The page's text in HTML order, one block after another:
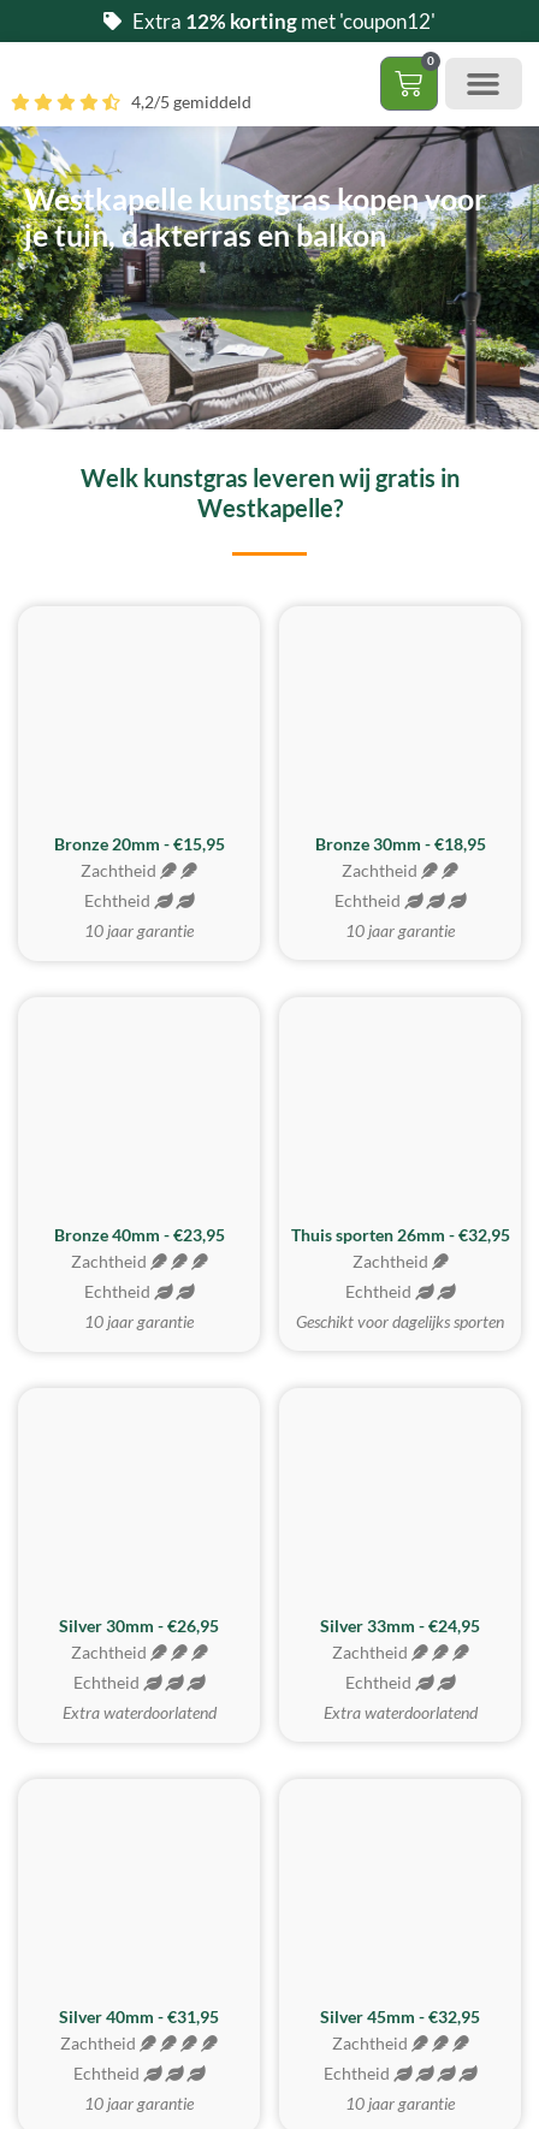
naar
inhoud
Extra 12% kortingmet 'coupon12'
0
4,2/5 gemiddeld
Westkapelle kunstgras kopen voor
je tuin, dakterras en balkon
Welk kunstgras leveren wij gratis in
Westkapelle?
Bronze 20mm - €15,95
Zachtheid
Echtheid
10 jaar garantie
BESTE KOOP
Bronze 30mm - €18,95
Zachtheid
Echtheid
10 jaar garantie
Bronze 40mm - €23,95
Zachtheid
Echtheid
10 jaar garantie
Thuis sporten 26mm - €32,95
Zachtheid
Echtheid
Geschikt voor dagelijks sporten
Silver 30mm - €26,95
Zachtheid
Echtheid
Extra waterdoorlatend
Silver 33mm - €24,95
Zachtheid
Echtheid
Extra waterdoorlatend
Silver 40mm - €31,95
Zachtheid
Echtheid
10 jaar garantie
MEEST GEKOZEN
Silver 45mm - €32,95
Zachtheid
Echtheid
10 jaar garantie